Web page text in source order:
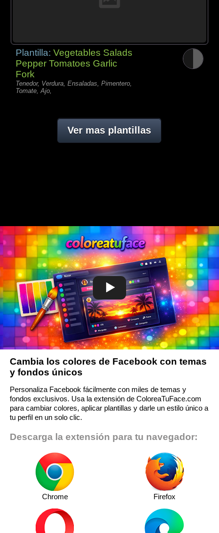
Plantilla:Vegetables Salads
Pepper Tomatoes Garlic
Fork
Tenedor, Verdura, Ensaladas, Pimentero,
Tomate, Ajo,
Ver mas plantillas
Cambia los colores de Facebook con temas
y fondos únicos
Personaliza Facebook fácilmente con miles de temas y
fondos exclusivos. Usa la extensión de ColoreaTuFace.com
para cambiar colores, aplicar plantillas y darle un estilo único a
tu perfil en un solo clic.
Descarga la extensión para tu navegador:
Chrome Firefox